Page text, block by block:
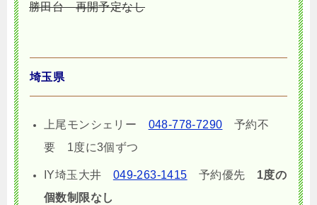
勝田台再開予定なし
埼玉県
上尾モンシェリー 048-778-7290 予約不
要 1度に3個ずつ
IY埼玉大井 049-263-1415 予約優先 1度の
個数制限なし